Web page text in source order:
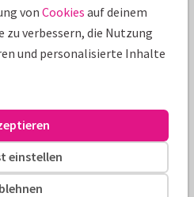
6 hochwertigen Papiersorten
Karte
von Cookies auf deinem
zu verbessern, die Nutzung
und personalisierte Inhalte
einstellen